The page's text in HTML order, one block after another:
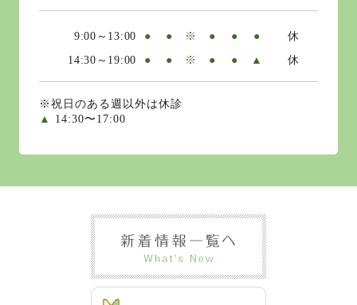
9:00～13:00 ● ● ※ ● ● ●
休
14:30～19:00
● ● ※ ● ● ▲ 休
※祝日のある週以外は休診
▲
14:30〜17:00